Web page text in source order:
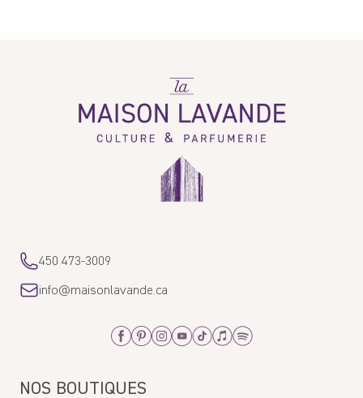
Judith
450 473-3009
info@maisonlavande.ca
Facebook
PinterestInstagram
Youtube
TiktokApple_Music
Spotify
NOS BOUTIQUES